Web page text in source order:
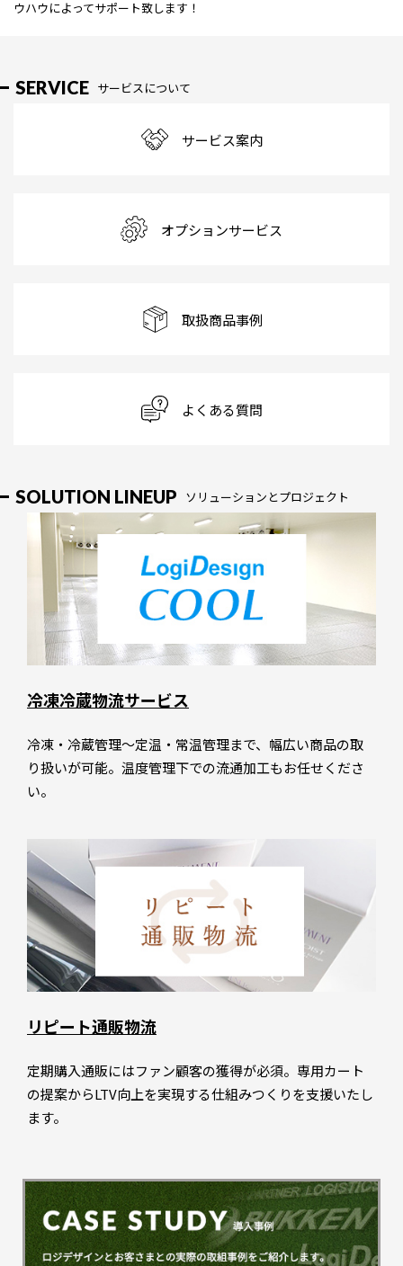
ウハウによってサポート致します！
SERVICE サービスについて
サービス案内
オプションサービス
取扱商品事例
よくある質問
SOLUTION LINEUP ソリューションとプロジェクト
冷凍冷蔵物流サービス
冷凍・冷蔵管理～定温・常温管理まで、幅広い商品の取
り扱いが可能。温度管理下での流通加工もお任せくださ
い。
リピート通販物流
定期購入通販にはファン顧客の獲得が必須。専用カート
の提案からLTV向上を実現する仕組みつくりを支援いたし
ます。